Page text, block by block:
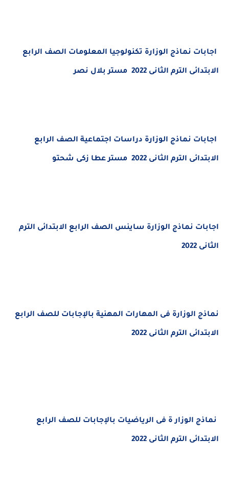
اجابات نماذج الوزارة تكنولوجيا المعلومات الصف الرابع
الابتدائى الترم الثانى 2022 مستر بلال نصر
اجابات نماذج الوزارة دراسات اجتماعية الصف الرابع
الابتدائى الترم الثانى 2022 مستر عطا زكى شحتو
اجابات نماذج الوزارة ساينس الصف الرابع الابتدائى الترم
الثانى 2022
نماذج الوزارة فى المهارات المهنية بالإجابات للصف الرابع
الابتدائى الترم الثانى 2022
نماذج الوزار ة فى الرياضيات بالإجابات للصف الرابع
الابتدائى الترم الثانى 2022